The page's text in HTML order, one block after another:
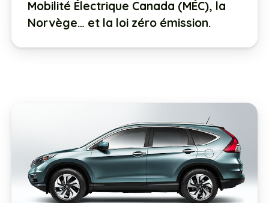
Mobilité Électrique Canada (MÉC), la
Norvège… et la loi zéro émission.